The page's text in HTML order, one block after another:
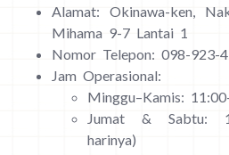
Alamat: Okinawa-ken,
Mihama 9-7 Lantai 1
Nomor Telepon: 098-923-
Jam Operasional:
Minggu–Kamis:
Jumat & Sabtu:
harinya)